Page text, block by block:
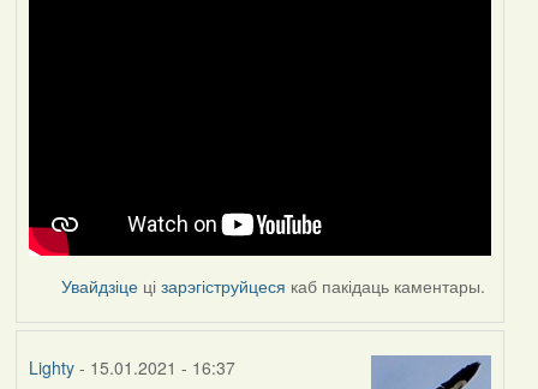
Увайдзіце цізарэгіструйцеся каб пакідаць каментары.
Lighty- 15.01.2021 - 16:37